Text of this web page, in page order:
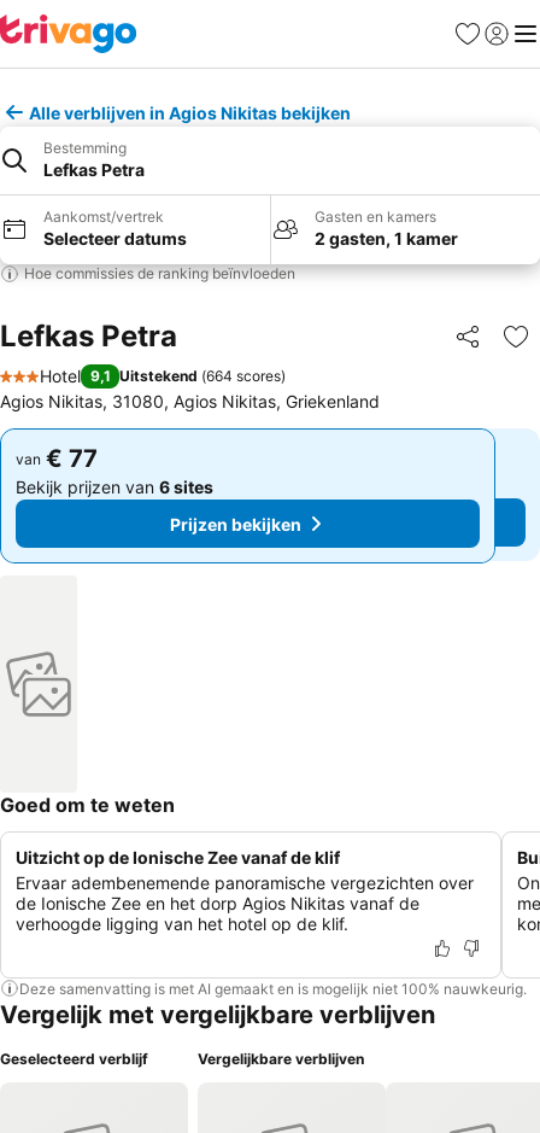
Favorieten
Alle verblijven in Agios Nikitas bekijken
Bestemming
Lefkas Petra
Aankomst/vertrek
Selecteer datums
Gasten en kamers
2 gasten, 1 kamer
Hoe commissies de ranking beïnvloeden
Lefkas Petra Delen
3 Sterren
Hotel 9,1 Uitstekend (664 scores)
Agios Nikitas, 31080, Agios Nikitas, Griekenland
van € 77
Bekijk prijzen van 6 sites
Prijzen bekijken
van € 77
Bekijk prijzen van 6 sites
Prijzen bekijken
Goed om te weten
Uitzicht op de Ionische Zee vanaf de klif
Ervaar adembenemende panoramische vergezichten over
de Ionische Zee en het dorp Agios Nikitas vanaf de
verhoogde ligging van het hotel op de klif.
Deze samenvatting is met AI gemaakt en is mogelijk niet 100% nauwkeurig.
Vergelijk met vergelijkbare verblijven
Geselecteerd verblijf Vergelijkbare verblijven